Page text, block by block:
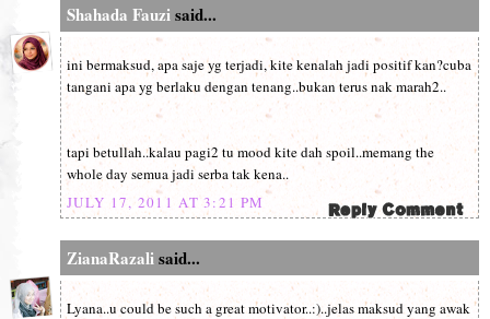
Shahada Fauzisaid...
ini bermaksud, apa saje yg terjadi, kite kenalah jadi positif kan?cuba
tangani apa yg berlaku dengan tenang..bukan terus nak marah2..
tapi betullah..kalau pagi2 tu mood kite dah spoil..memang the
whole day semua jadi serba tak kena..
JULY 17, 2011 AT 3:21 PM
ZianaRazalisaid...
Lyana..u could be such a great motivator..:)..jelas maksud yang awak